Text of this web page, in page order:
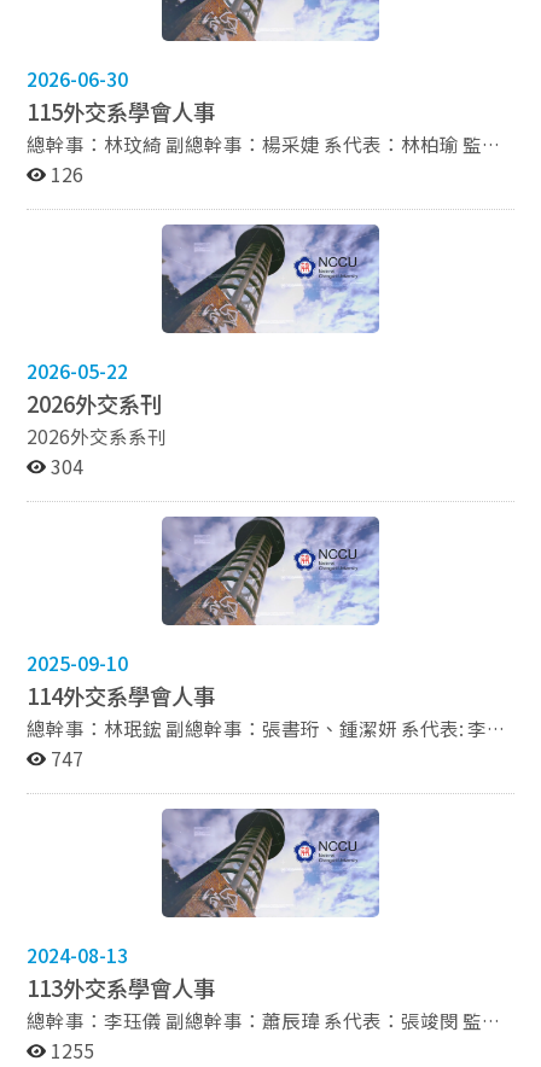
生團隊人資長，協助辦理113學年職涯活動 6月 本系學生
張澤群、王湘婷、卞翊帆 榮獲113年路國華先生暨路宋友
慈女士紀念獎學金 6月 113學年度第一學期研究生獎學金
獲獎名單 6月 113學年度第二學期戰略與國際事務碩士在
職專班獎學金獲獎名單 5月 本系學生 郭彥廷、林祐、詹景
涵、陳睥兒、李芝妍、洪小媛、洪書筠、張澤群、游筱潔
代表本系參加運動會趣味競賽項目【蛇來蛇去】，取得第
三名 5月 本系學生 李芝妍、張澤群、游筱潔 代表本系參
加校慶女子4*100公尺接力，取得第五名 05/24 本系學
生 洪家薰、邱沛妍、李庭語、李蘊恩、許淇棋、王舒
榆、林梓晴、廖宇涵、李宜軒、張鵑萍、吳芷庭、胡守
忻、張涵晴、張庭庭、鍾潔妍 代表本系參加商院盃，獲得
基金計畫 05/10 本系學生 王湘婷、呂世平、陳思諭、陳奕
薰、陳娟苡、侯馨恬榮獲114年（113學年度）外交部外
交獎學金 05/01 本系學生 施卉柔榮獲114全大運公開女生
組擊劍銳劍個人賽 金牌 03/24 本系學生 侯馨恬榮獲第三
屆「培力英檢菁英獎」首獎/黃筱文、榮獲二獎/黃怡臻、
蘇瑋庭、李旻倫、廖宇涵、趙鈺瑄、張沛勻榮獲三獎
03/08 本系學生 王文彣 榮獲113學年度陳果夫先生獎學金
03/08 本系學生 呂世平 榮獲113學年度朱建民先生獎學金
屆外交部國際法研究獎 12/09 外交系榮獲第五十八屆文化
盃合唱比賽 最佳精神獎 12/08 本系學生 張定南、袁力
勤、許又臻 分別榮獲2024政大校園馬拉松 政大學生獎男
生組第18名、政大學生獎男生組第19名、政大學生獎女
生組第8名 12/07 外交學系榮獲第五十八屆文化盃合唱比
賽 最佳精神獎 11/30 本系羽球隊榮獲政大羽球系際盃 混
合組冠軍 11/26 113學年度第一學期研究生獎學金獲獎名
班獎學金獲獎名單 11/26 本系學生 個人組 林妍昀/團體組
2024美國全國模擬聯合國會議 榮獲112趙金鏞獎學金
11/24 本系學生 羅澤 榮獲第十五屆國際人道法模擬法庭競
軍、男子雙打亞軍、混和雙打亞軍及季軍、女子單打亞
軍、男子單打季軍 10/20 本系學生 林曦 榮獲第三屆台聯
大系統運動會台聯大盃 女子羽球季軍 10/05 本系學生 侯
馨恬 榮獲政治大學第一屆翻跨盃「外語翻譯新人獎」英文
組優勝 09/12 本系辯論隊代表政大參與孫子兵法青年學生
2026-06-30
115外交系學會人事
總幹事：林玟綺 副總幹事：楊采婕 系代表：林柏瑜 監察
委員：張書珩、蔡孝宇、呂姮儀、羅澤 【幹事會成員】
備股：戴丞優、陳晴妏 體務股：楊芳卿、何少馳、莊晢
總務股：張閎程、賴永馨
126
2026-05-22
2026外交系刊
2026外交系系刊
304
2025-09-10
114外交系學會人事
總幹事：林珉鋐 副總幹事：張書珩、鍾潔妍 系代表: 李珏
儀 監察委員：蕭辰瑋、白修維、羅澤、林柏瑜 【幹事會
樂、王晨蘊、楊于儂、李宜軒 文宣股：蔡欣言、胡羽真、
747
2024-08-13
113外交系學會人事
總幹事：李珏儀 副總幹事：蕭辰瑋 系代表：張竣閔 監察
委員：曹宸睿、張定南、林駿杰、邱于恩 【幹事會成員】
1255